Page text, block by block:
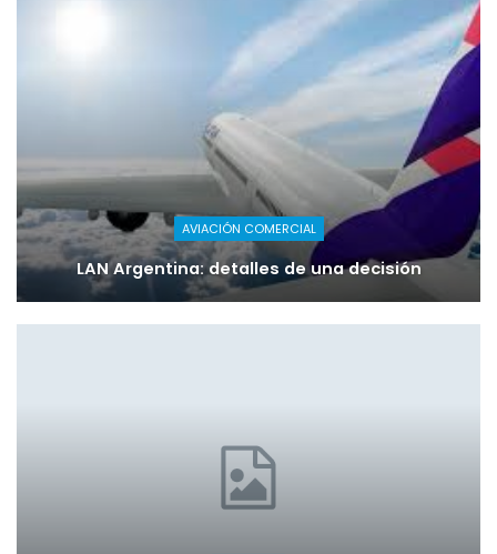
AVIACIÓN COMERCIAL
LAN Argentina: detalles de una decisión